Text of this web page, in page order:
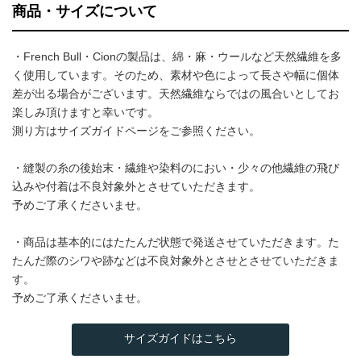
商品・サイズについて
・French Bull・Cionの製品は、綿・麻・ウールなど天然繊維を多
く使用しています。そのため、素材や色によって長さや幅に個体
差が出る場合がございます。天然繊維ならではの風合いとしてお
楽しみ頂けますと幸いです。
測り方はサイズガイドページをご参照ください。
・縫製の糸の後始末・繊維や染料のにおい・少々の他繊維の飛び
込みや付着は不良対象外とさせていただきます。
予めご了承くださいませ。
・商品は基本的にはたたんだ状態で発送させていただきます。た
たんだ際のシワや跡などは不良対象外とさせとさせていただきま
す。
予めご了承くださいませ。
サイズガイドはこちら